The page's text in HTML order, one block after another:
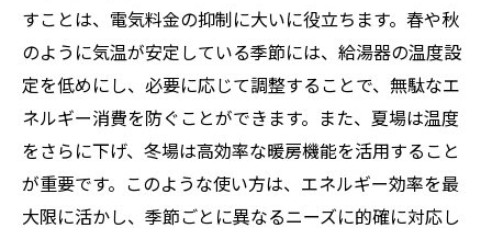
すことは、電気料金の抑制に大いに役立ちます。春や秋
のように気温が安定している季節には、給湯器の温度設
定を低めにし、必要に応じて調整することで、無駄なエ
ネルギー消費を防ぐことができます。また、夏場は温度
をさらに下げ、冬場は高効率な暖房機能を活用すること
が重要です。このような使い方は、エネルギー効率を最
大限に活かし、季節ごとに異なるニーズに的確に対応し